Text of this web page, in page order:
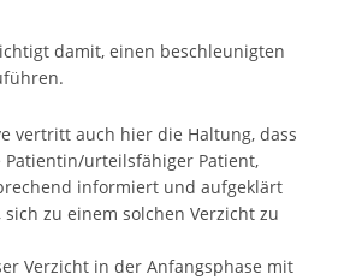
damit, einen beschleunigten
vertritt auch hier die Haltung, dass
urteilsfähiger Patient,
informiert und aufgeklärt
sich zu einem solchen Verzicht zu
Verzicht in der Anfangsphase mit